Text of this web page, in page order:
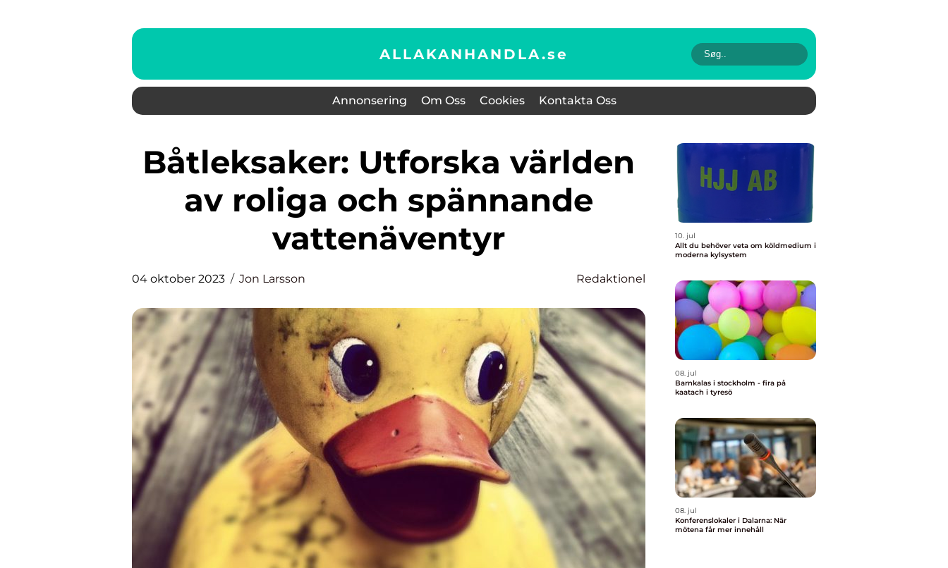
ALLAKANHANDLA.se
Annonsering Om Oss Cookies Kontakta Oss
Båtleksaker: Utforska världen
av roliga och spännande
vattenäventyr
04 oktober 2023 Jon Larsson Redaktionel
10. jul
Allt du behöver veta om köldmedium i
moderna kylsystem
08. jul
Barnkalas i stockholm - fira på
kaatach i tyresö
08. jul
Konferenslokaler i Dalarna: När
mötena får mer innehåll